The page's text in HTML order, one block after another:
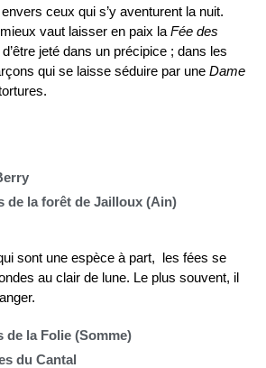
ceux qui s’y aventurent la nuit.
vaut laisser en paix la Fée des
jeté dans un précipice ; dans les
qui se laisse séduire par une Dame
de la forêt de Jailloux (Ain)
sont une espèce à part, les fées se
au clair de lune. Le plus souvent, il
de la Folie (Somme)
du Cantal